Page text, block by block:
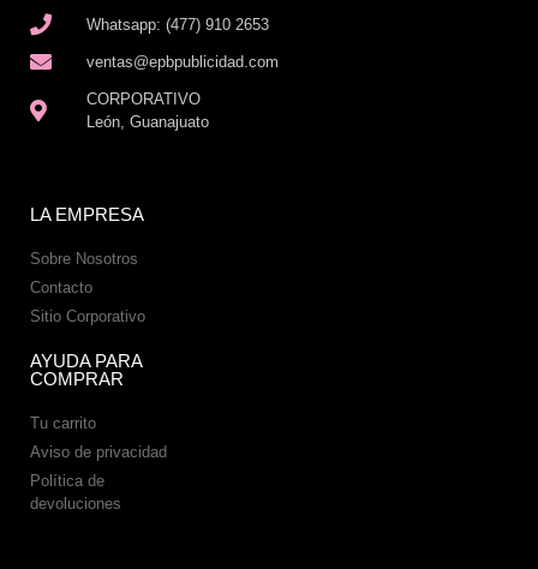
Whatsapp: (477) 910 2653
ventas@epbpublicidad.com
CORPORATIVO
León, Guanajuato
LA EMPRESA
Sobre Nosotros
Contacto
Sitio Corporativo
AYUDA PARA
COMPRAR
Tu carrito
Aviso de privacidad
Política de
devoluciones